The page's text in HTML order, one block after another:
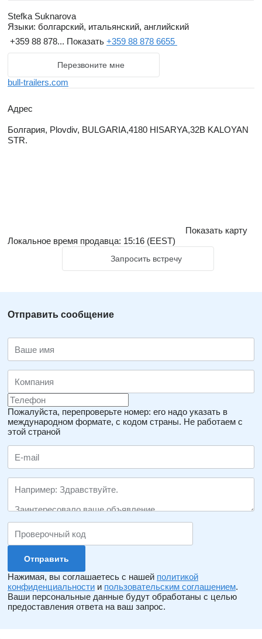
CERT GmbH.
Given its production plant strategic geographic position Bull
Trailers aims to be the biggest low bed semi-trailers
manufacturer in the Balkans. Thanks to its stock yard and
service center in Piacenza at just 60 km from Milan; Bull Trailers
Swiss, Austrian and Southern German markets. In addition to
that our sales network made up by long term excellent partners
covers all the Scandinavian countries and the Benelux.
Stefka Suknarova
Языки: болгарский, итальянский, английский
+359 88 878... Показать +359 88 878 6655
Перезвоните мне
bull-trailers.com
Адрес
Болгария, Plovdiv, BULGARIA,4180 HISARYA,32B KALOYAN
STR.
Показать карту
Локальное время продавца: 15:16 (EEST)
Запросить встречу
Отправить сообщение
Пожалуйста, перепроверьте номер: его надо указать в
международном формате, с кодом страны. Не работаем с
этой страной
Нажимая, вы соглашаетесь с нашей политикой
конфиденциальности и пользовательским соглашением.
Ваши персональные данные будут обработаны с целью
предоставления ответа на ваш запрос.